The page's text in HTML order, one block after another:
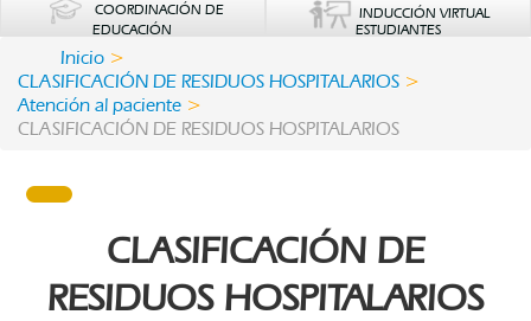
COORDINACIÓN DE
EDUCACIÓN
INDUCCIÓN VIRTUAL
ESTUDIANTES
Inicio
CLASIFICACIÓN DE RESIDUOS HOSPITALARIOS
Atención al paciente
CLASIFICACIÓN DE RESIDUOS HOSPITALARIOS
CLASIFICACIÓN DE
RESIDUOS HOSPITALARIOS